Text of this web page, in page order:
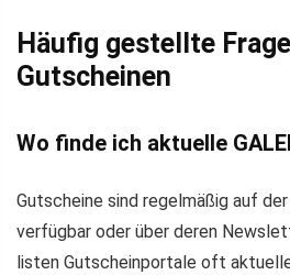
Häufig gestellte
Gutscheinen
Wo finde ich aktuelle
Gutscheine sind regelmäßig auf
verfügbar oder über deren
listen Gutscheinportale oft